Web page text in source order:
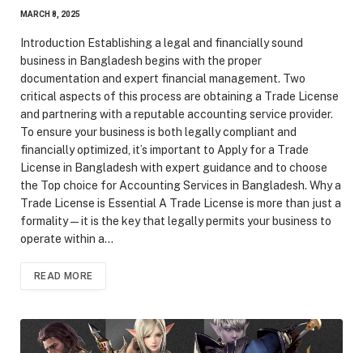
MARCH 8, 2025
Introduction Establishing a legal and financially sound
business in Bangladesh begins with the proper
documentation and expert financial management. Two
critical aspects of this process are obtaining a Trade License
and partnering with a reputable accounting service provider.
To ensure your business is both legally compliant and
financially optimized, it’s important to Apply for a Trade
License in Bangladesh with expert guidance and to choose
the Top choice for Accounting Services in Bangladesh. Why a
Trade License is Essential A Trade License is more than just a
formality—it is the key that legally permits your business to
operate within a…
READ MORE